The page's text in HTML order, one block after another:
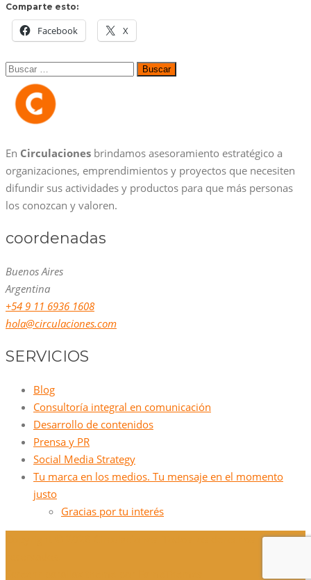
Comparte esto:
Facebook X
Buscar:
En Circulaciones brindamos asesoramiento estratégico a
organizaciones, emprendimientos y proyectos que necesiten
difundir sus actividades y productos para que más personas
los conozcan y valoren.
coordenadas
Buenos Aires
Argentina
+54 9 11 6936 1608
hola@circulaciones.com
SERVICIOS
Blog
Consultoría integral en comunicación
Desarrollo de contenidos
Prensa y PR
Social Media Strategy
Tu marca en los medios. Tu mensaje en el momento
justo
Gracias por tu interés